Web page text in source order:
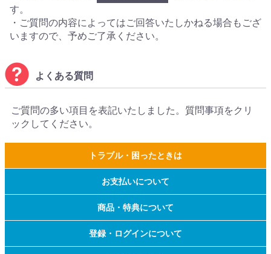
す。
・ご質問の内容によってはご回答いたしかねる場合もござ
いますので、予めご了承ください。
よくある質問
ご質問の多い項目を表記いたしました。質問事項をクリ
ックしてください。
トラブル・困ったときは
お支払いについて
商品・特典について
登録・ログインについて